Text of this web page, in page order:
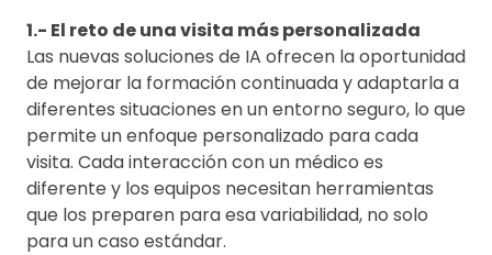
1.- El reto de una visita más personalizada
Las nuevas soluciones de IA ofrecen la oportunidad
de mejorar la formación continuada y adaptarla a
diferentes situaciones en un entorno seguro, lo que
permite un enfoque personalizado para cada
visita. Cada interacción con un médico es
diferente y los equipos necesitan herramientas
que los preparen para esa variabilidad, no solo
para un caso estándar.